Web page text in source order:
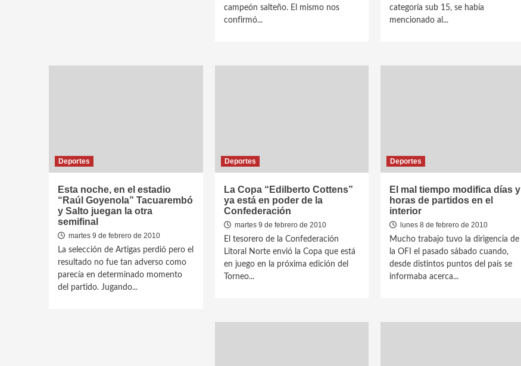
campeón salteño. El mismo nos
confirmó...
categoría sub 15, se había
mencionado al...
Deportes
Esta noche, en el estadio
“Raúl Goyenola” Tacuarembó
y Salto juegan la otra
semifinal
martes 9 de febrero de 2010
La selección de Artigas perdió pero el
resultado no fue tan adverso como
parecía en determinado momento
del partido. Jugando...
Deportes
La Copa “Edilberto Cottens”
ya está en poder de la
Confederación
martes 9 de febrero de 2010
El tesorero de la Confederación
Litoral Norte envió la Copa que está
en juego en la próxima edición del
Torneo...
Deportes
El mal tiempo modifica días y
horas de partidos en el
interior
lunes 8 de febrero de 2010
Mucho trabajo tuvo la dirigencia de
la OFI el pasado sábado cuando,
desde distintos puntos del país se
informaba acerca...